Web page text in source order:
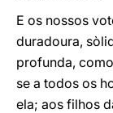
E os nossos
duradoura,
profunda,
se a todos os
ela; aos filhos